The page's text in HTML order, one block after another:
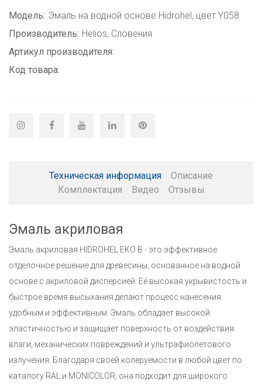
Модель: Эмаль на водной основе Hidrohel, цвет Y058
Производитель: Helios, Словения
Артикул производителя:
Код товара:
Техническая информация
Описание
Комплектация
Видео Отзывы
Эмаль акриловая
Эмаль акриловая HIDROHEL EKO B - это эффективное
отделочное решение для древесины, основанное на водной
основе с акриловой дисперсией. Её высокая укрывистость и
быстрое время высыхания делают процесс нанесения
удобным и эффективным. Эмаль обладает высокой
эластичностью и защищает поверхность от воздействия
влаги, механических повреждений и ультрафиолетового
излучения. Благодаря своей колеруемости в любой цвет по
каталогу RAL и MONICOLOR, она подходит для широкого